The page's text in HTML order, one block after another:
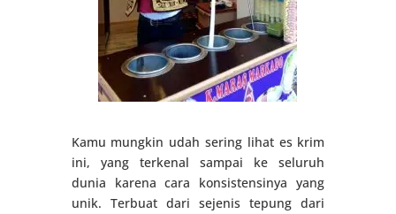
Kamu mungkin udah sering lihat es krim
ini, yang terkenal sampai ke seluruh
dunia karena cara konsistensinya yang
unik. Terbuat dari sejenis tepung dari